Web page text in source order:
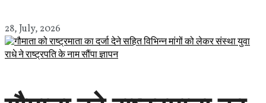
28, July, 2026